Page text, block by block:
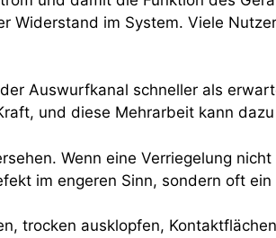
im System. Viele
Auswurfkanal schneller als
und diese Mehrarbeit kann
Wenn eine Verriegelung
im engeren Sinn, sondern oft
trocken ausklopfen,